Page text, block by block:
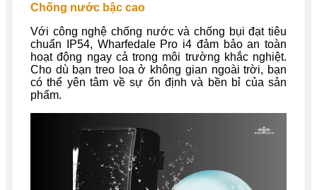
Chống nước bậc cao
Với công nghệ chống nước và chống bụi đạt tiêu
chuẩn IP54, Wharfedale Pro i4 đảm bảo an toàn
hoạt động ngay cả trong môi trường khắc nghiệt.
Cho dù bạn treo loa ở không gian ngoài trời, bạn
có thể yên tâm về sự ổn định và bền bỉ của sản
phẩm.